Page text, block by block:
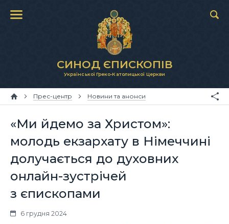
СИНОД ЄПИСКОПІВ
Української Греко-Католицької Церкви
Прес-центр Новини та анонси
«Ми йдемо за Христом»:
молодь екзархату в Німеччині
долучається до духовних
онлайн-зустрічей
з єпископами
6 грудня 2024